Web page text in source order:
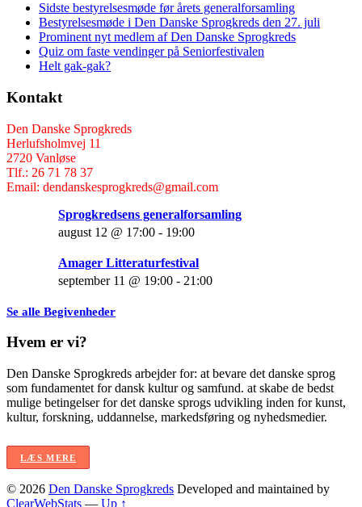
Sidste bestyrelsesmøde før årets generalforsamling
Bestyrelsesmøde i Den Danske Sprogkreds den 27. juli
Prominent nyt medlem af Den Danske Sprogkreds
Quiz om faste vendinger på Seniorfestivalen
Helt gak-gak?
Kontakt
Den Danske Sprogkreds
Herlufsholmvej 11
2720 Vanløse
Tlf.: 26 71 78 37
Email: dendanskesprogkreds@gmail.com
Sprogkredsens generalforsamling
august 12 @ 17:00 - 19:00
Amager Litteraturfestival
september 11 @ 19:00 - 21:00
Se alle Begivenheder
Hvem er vi?
Den Danske Sprogkreds arbejder for: at bevare det danske sprog
som fundamentet for dansk kultur og samfund. at skabe de bedst
mulige betingelser for det danske sprogs udvikling inden for kunst,
kultur, forskning, uddannelse, markedsføring og nyhedsmedier.
LÆS MERE
© 2026 Den Danske Sprogkreds Developed and maintained by
ClearWebStats — Up ↑